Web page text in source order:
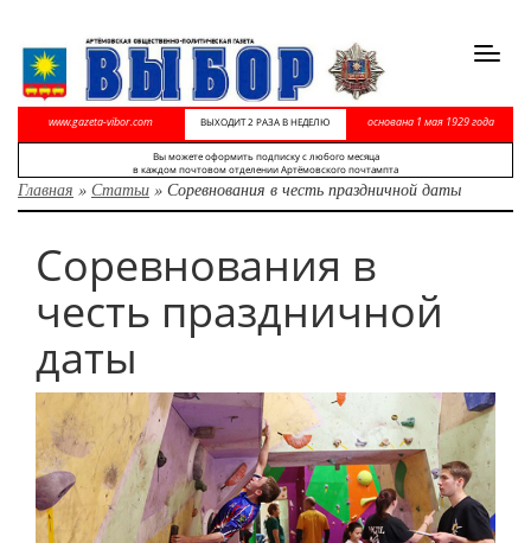
www.gazeta-vibor.com ВЫХОДИТ 2 РАЗА В НЕДЕЛЮ основана 1 мая 1929 года
Вы можете оформить подписку с любого месяца
в каждом почтовом отделении Артёмовского почтампта
Главная » Статьи » Соревнования в честь праздничной даты
Соревнования в
честь праздничной
даты